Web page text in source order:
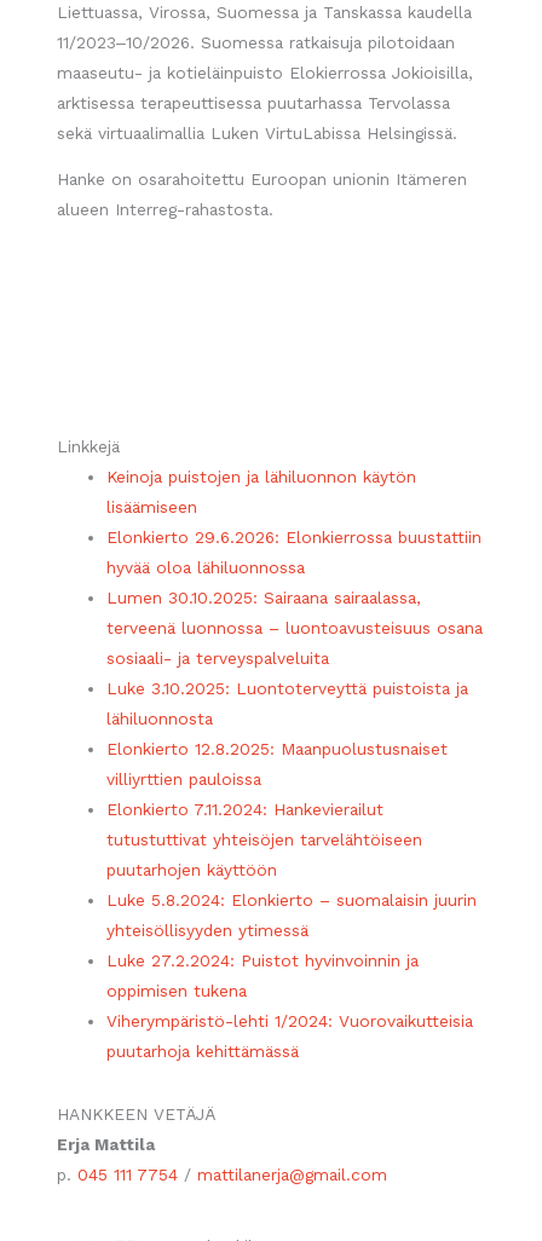
Liettuassa, Virossa, Suomessa ja Tanskassa kaudella
11/2023‒10/2026. Suomessa ratkaisuja pilotoidaan
maaseutu- ja kotieläinpuisto Elokierrossa Jokioisilla,
arktisessa terapeuttisessa puutarhassa Tervolassa
sekä virtuaalimallia Luken VirtuLabissa Helsingissä.
Hanke on osarahoitettu Euroopan unionin Itämeren
alueen Interreg-rahastosta.
Linkkejä
Keinoja puistojen ja lähiluonnon käytön
lisäämiseen
Elonkierto 29.6.2026: Elonkierrossa buustattiin
hyvää oloa lähiluonnossa
Lumen 30.10.2025: Sairaana sairaalassa,
terveenä luonnossa – luontoavusteisuus osana
sosiaali- ja terveyspalveluita
Luke 3.10.2025: Luontoterveyttä puistoista ja
lähiluonnosta
Elonkierto 12.8.2025: Maanpuolustusnaiset
villiyrttien pauloissa
Elonkierto 7.11.2024: Hankevierailut
tutustuttivat yhteisöjen tarvelähtöiseen
puutarhojen käyttöön
Luke 5.8.2024: Elonkierto – suomalaisin juurin
yhteisöllisyyden ytimessä
Luke 27.2.2024: Puistot hyvinvoinnin ja
oppimisen tukena
Viherympäristö-lehti 1/2024: Vuorovaikutteisia
puutarhoja kehittämässä
HANKKEEN VETÄJÄ
Erja Mattila
p.045 111 7754 /mattilanerja@gmail.com